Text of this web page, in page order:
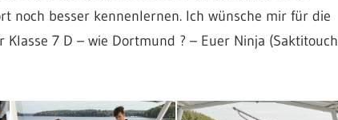
noch besser kennenlernen. Ich wünsche mir für die
7 D – wie Dortmund ? – Euer Ninja (Saktitouch